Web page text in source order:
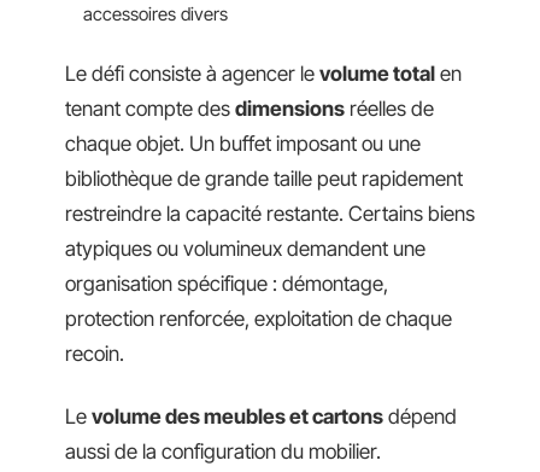
accessoires divers
Le défi consiste à agencer le volume total en
tenant compte des dimensions réelles de
chaque objet. Un buffet imposant ou une
bibliothèque de grande taille peut rapidement
restreindre la capacité restante. Certains biens
atypiques ou volumineux demandent une
organisation spécifique : démontage,
protection renforcée, exploitation de chaque
recoin.
Le volume des meubles et cartons dépend
aussi de la configuration du mobilier.